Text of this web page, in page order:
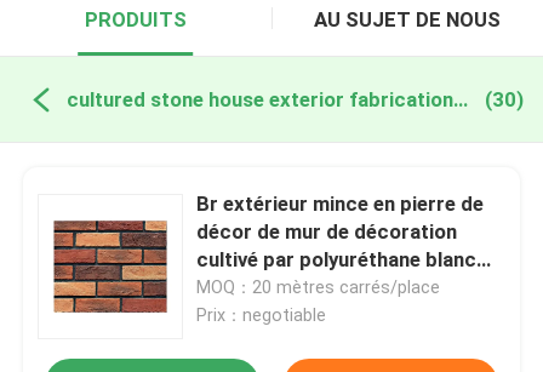
PRODUITS AU SUJET DE NOUS
cultured stone house exterior fabrication en ligne (30)
Br extérieur mince en pierre de
décor de mur de décoration
cultivé par polyuréthane blanc
flexible décoratif d'intérieur de
pierre de nature d'extérieur
MOQ：20 mètres carrés/place
Prix：negotiable